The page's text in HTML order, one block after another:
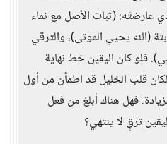
عارضتَه: (ثبات الأصل مع نماء
(الله يحيي الموتى)، والترقي
فلو كان اليقين خط نهاية
قلب الخليل قد اطمأن من أول
فهل هناك أبلغ من فعل
ترقٍ لا ينتهي؟